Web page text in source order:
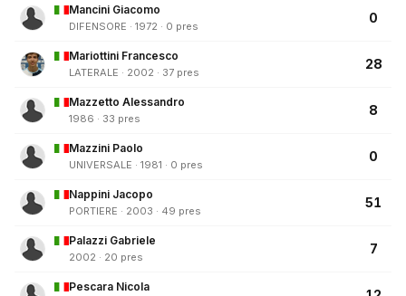
Mancini Giacomo
DIFENSORE · 1972 · 0 pres
0
Mariottini Francesco
LATERALE · 2002 · 37 pres
28
Mazzetto Alessandro
1986 · 33 pres
8
Mazzini Paolo
UNIVERSALE · 1981 · 0 pres
0
Nappini Jacopo
PORTIERE · 2003 · 49 pres
51
Palazzi Gabriele
2002 · 20 pres
7
Pescara Nicola